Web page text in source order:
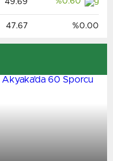
47.67 %0.00
BUGÜN